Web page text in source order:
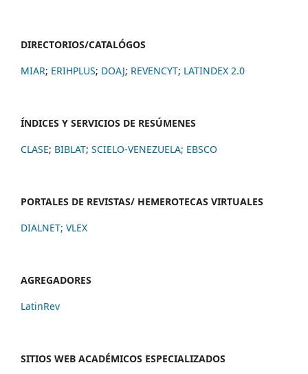
DIRECTORIOS/CATALÓGOS
MIAR; ERIHPLUS; DOAJ; REVENCYT; LATINDEX 2.0
ÍNDICES Y SERVICIOS DE RESÚMENES
CLASE; BIBLAT; SCIELO-VENEZUELA; EBSCO
PORTALES DE REVISTAS/ HEMEROTECAS VIRTUALES
DIALNET; VLEX
AGREGADORES
LatinRev
SITIOS WEB ACADÉMICOS ESPECIALIZADOS